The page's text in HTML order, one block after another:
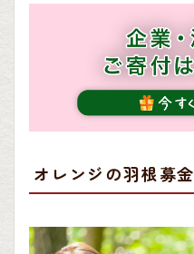
オレンジの羽根募金